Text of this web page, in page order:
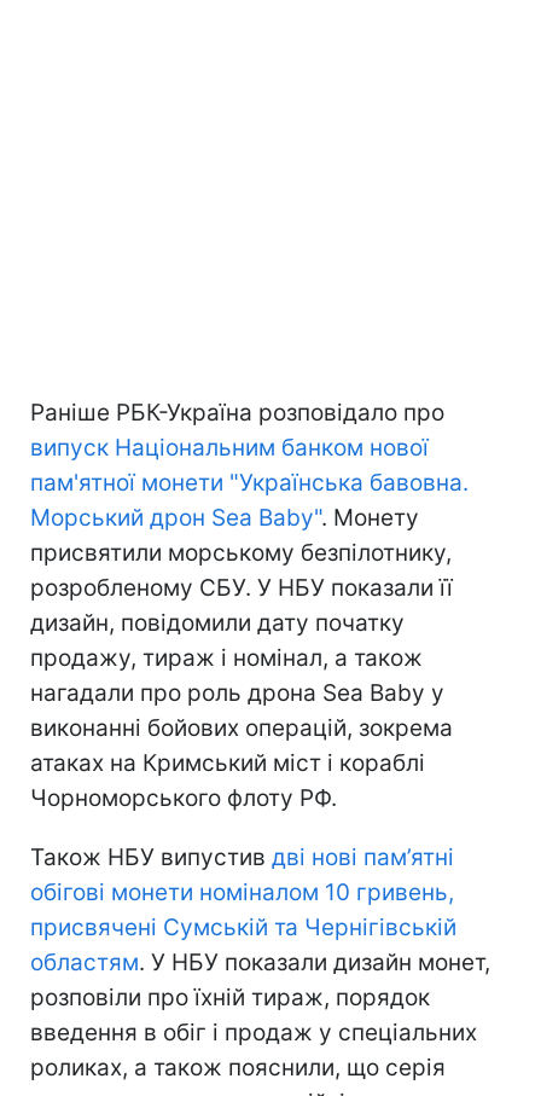
Раніше РБК-Україна розповідало про
випуск Національним банком нової
пам'ятної монети "Українська бавовна.
Морський дрон Sea Baby". Монету
присвятили морському безпілотнику,
розробленому СБУ. У НБУ показали її
дизайн, повідомили дату початку
продажу, тираж і номінал, а також
нагадали про роль дрона Sea Baby у
виконанні бойових операцій, зокрема
атаках на Кримський міст і кораблі
Чорноморського флоту РФ.
Також НБУ випустив дві нові пам’ятні
обігові монети номіналом 10 гривень,
присвячені Сумській та Чернігівській
областям. У НБУ показали дизайн монет,
розповіли про їхній тираж, порядок
введення в обіг і продаж у спеціальних
роликах, а також пояснили, що серія